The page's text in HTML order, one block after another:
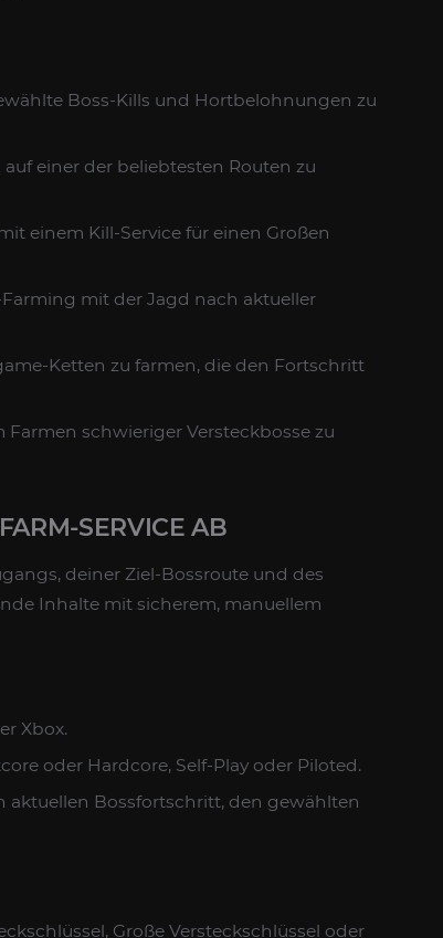
Boss-Kills und Hortbelohnungen zu
einer der beliebtesten Routen zu
einem Kill-Service für einen Großen
mit der Jagd nach aktueller
Ketten zu farmen, die den Fortschritt
schwieriger Versteckbosse zu
SERVICE AB
deiner Ziel-Bossroute und des
Inhalte mit sicherem, manuellem
Xbox.
oder Hardcore, Self-Play oder Piloted.
Bossfortschritt, den gewählten
Große Versteckschlüssel oder